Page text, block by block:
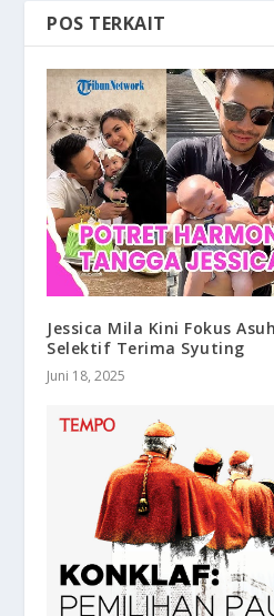
POS TERKAIT
Jessica Mila Kini Fokus
Selektif Terima Syuting
Juni 18, 2025